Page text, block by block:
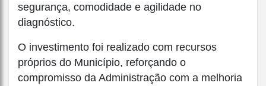
segurança, comodidade e agilidade no
diagnóstico.
O investimento foi realizado com recursos
próprios do Município, reforçando o
compromisso da Administração com a melhoria